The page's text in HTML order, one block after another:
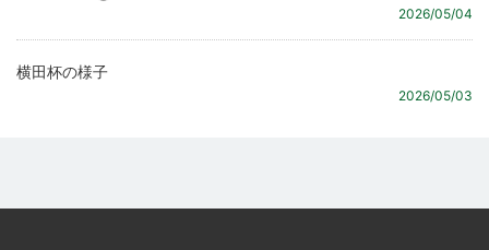
2026/05/04
横田杯の様子
2026/05/03